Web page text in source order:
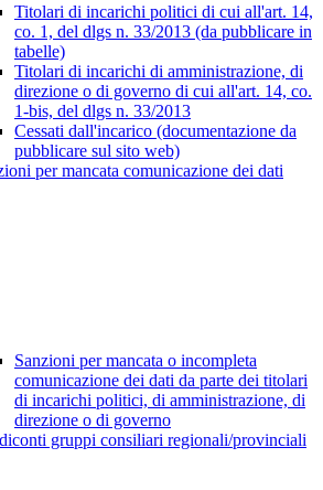
Titolari di incarichi politici di cui all'art. 14,
co. 1, del dlgs n. 33/2013 (da pubblicare in
tabelle)
Titolari di incarichi di amministrazione, di
direzione o di governo di cui all'art. 14, co.
1-bis, del dlgs n. 33/2013
Cessati dall'incarico (documentazione da
pubblicare sul sito web)
per mancata comunicazione dei dati
Sanzioni per mancata o incompleta
comunicazione dei dati da parte dei titolari
di incarichi politici, di amministrazione, di
direzione o di governo
gruppi consiliari regionali/provinciali